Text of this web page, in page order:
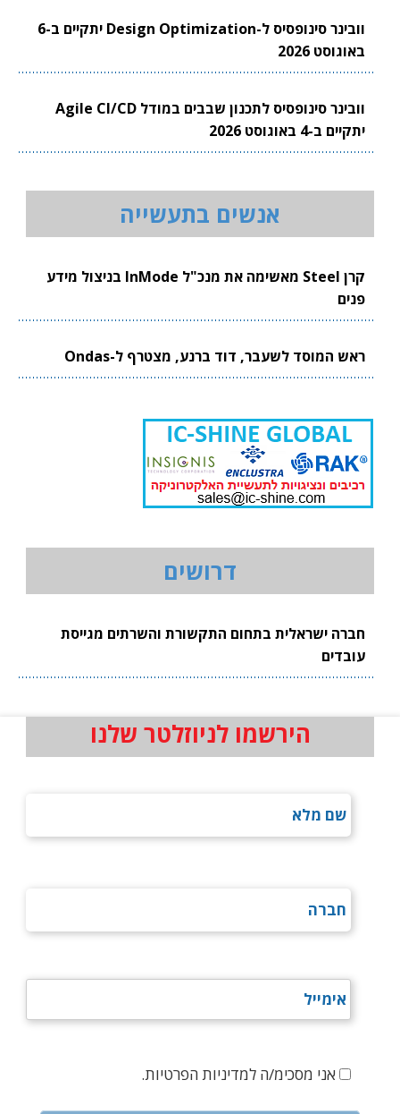
וובינר סינופסיס ל-Design Optimization יתקיים ב-6
באוגוסט 2026
וובינר סינופסיס לתכנון שבבים במודל Agile CI/CD
יתקיים ב-4 באוגוסט 2026
אנשים בתעשייה
קרן Steel מאשימה את מנכ"ל InMode בניצול מידע
פנים
ראש המוסד לשעבר, דוד ברנע, מצטרף ל-Ondas
דרושים
חברה ישראלית בתחום התקשורת והשרתים מגייסת
עובדים
הירשמו לניוזלטר שלנו
אני מסכימ/ה למדיניות הפרטיות.